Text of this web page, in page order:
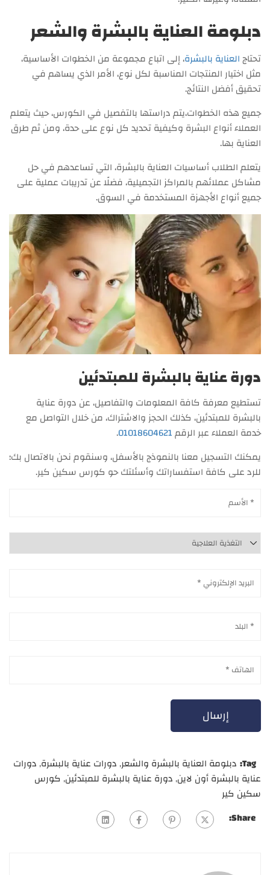
دبلومة العناية بالبشرة والشعر
تحتاجالعناية بالبشرة، إلى اتباع مجموعة من الخطوات الأساسية،
مثل اختيار المنتجات المناسبة لكل نوع، الأمر الذي يساهم في
تحقيق أفضل النتائج.
جميع هذه الخطوات،يتم دراستها بالتفصيل في الكورس، حيث يتعلم
العملاء أنواع البشرة وكيفية تحديد كل نوع على حدة، ومن ثم طرق
العناية بها.
يتعلم الطلاب أساسيات العناية بالبشرة، التي تساعدهم في حل
مشاكل عملائهم بالمراكز التجميلية، فضلًا عن تدريبات عملية على
جميع أنواع الأجهزة المستخدمة في السوق.
دورة عناية بالبشرة للمبتدئين
تستطيع معرفة كافة المعلومات والتفاصيل، عن دورة عناية
بالبشرة للمبتدئين، كذلك الحجز والاشتراك، من خلال التواصل مع
خدمة العملاء عبر الرقم01018604621
.
يمكنك التسجيل معنا بالنموذج بالأسفل، وسنقوم نحن بالاتصال بك؛
للرد على كافة استفساراتك وأسئلتك حو كورس سكين كير.
Tag: دبلومة العناية بالبشرة والشعر,دورات عناية بالبشرة,دورات
عناية بالبشرة أون لاين,دورة عناية بالبشرة للمبتدئين, كورس
سكين كير
Share: